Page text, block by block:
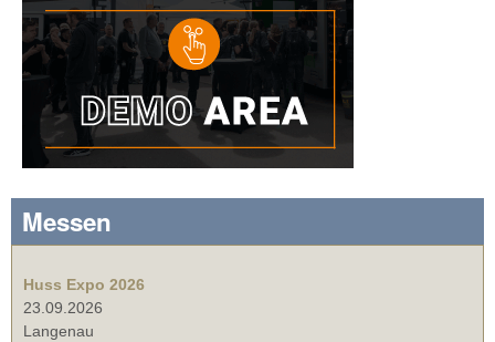
Messen
Huss Expo 2026
23.09.2026
Langenau